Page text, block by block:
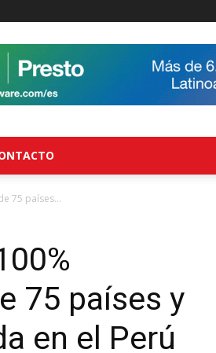
75 países...
75 países y
en el Perú